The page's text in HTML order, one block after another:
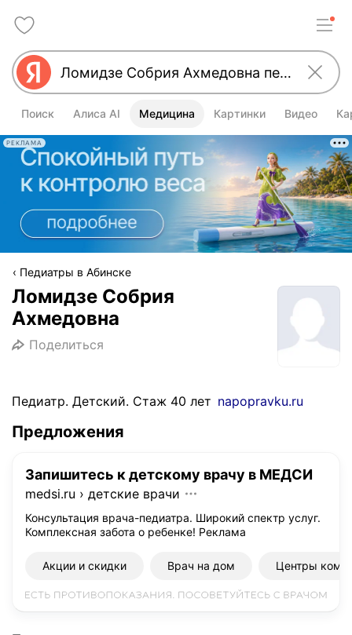
Поиск Алиса AI Медицина Картинки Видео
РЕКЛАМА
Педиатры в Абинске
Ломидзе Собрия
Ахмедовна
Поделиться
Педиатр. Детский. Стаж 40 лет napopravku.ru
Предложения
Запишитесь к детскому врачу в МЕДСИ
medsi.ru › детские врачи
Консультация врача-педиатра. Широкий спектр услуг.
Комплексная забота о ребенке! Реклама
Акции и скидки Врач на дом Центры